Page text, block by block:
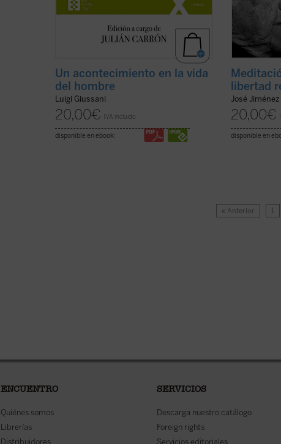
Un acontecimiento en la vida
del hombre
Luigi Giussani
20,00€ IVA incluido
disponible en ebook:
libertad
José
20,00€
disponible en
« Anterior 1
ENCUENTRO
Quiénes somos
Librerías
Distribuidores
SERVICIOS
Descarga nuestro catálogo
Foreign rights
Servicios editoriales